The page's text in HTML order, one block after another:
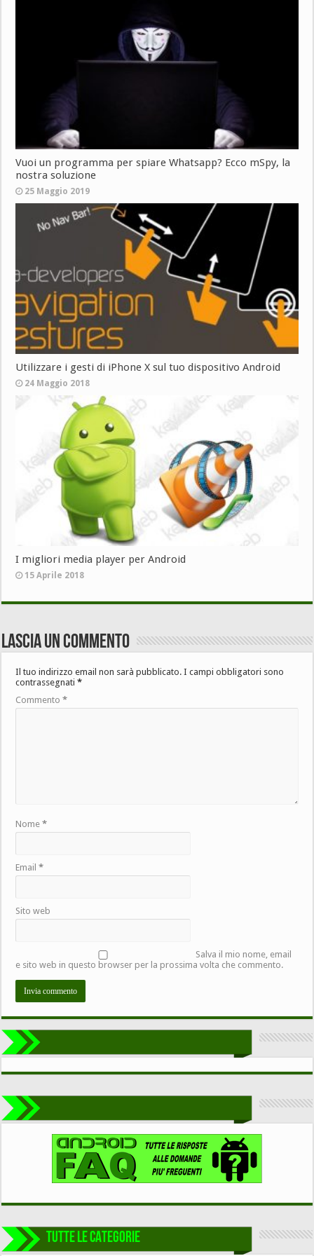
Vuoi un programma per spiare Whatsapp? Ecco mSpy, la
nostra soluzione
25 Maggio 2019
Utilizzare i gesti di iPhone X sul tuo dispositivo Android
24 Maggio 2018
I migliori media player per Android
15 Aprile 2018
Lascia un commento
Il tuo indirizzo email non sarà pubblicato. I campi obbligatori sono
contrassegnati*
Commento*
Nome*
Email*
Sito web
Salva il mio nome, email
e sito web in questo browser per la prossima volta che commento.
TUTTE LE CATEGORIE